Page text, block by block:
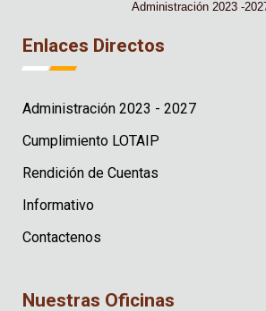
Administración 2023 -
Enlaces Directos
Administración 2023 - 2027
Cumplimiento LOTAIP
Rendición de Cuentas
Informativo
Contactenos
Nuestras Oficinas